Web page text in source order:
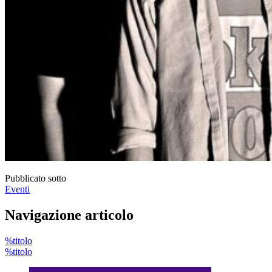
Pubblicato sotto
Eventi
Navigazione articolo
%titolo
%titolo